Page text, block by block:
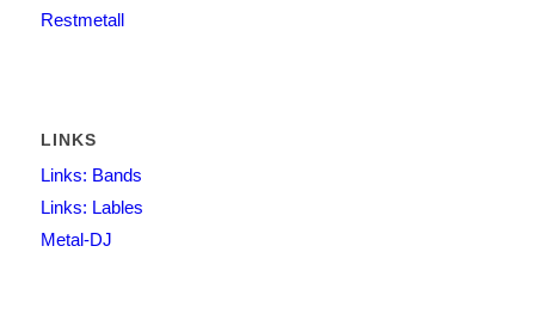
Restmetall
LINKS
Links: Bands
Links: Lables
Metal-DJ